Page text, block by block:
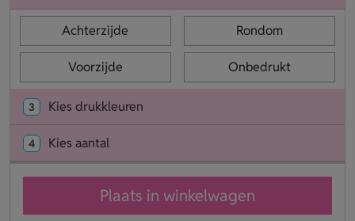
Achterzijde Rondom
Voorzijde Onbedrukt
3 Kies drukkleuren
4 Kies aantal
Plaats in winkelwagen